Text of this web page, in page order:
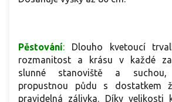
Pěstování: Dlouho kvetoucí
rozmanitost a krásu v každé
slunné stanoviště a
propustnou půdu s dostatkem
pravidelná zálivka. Díky velikosti